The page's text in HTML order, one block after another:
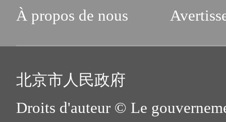
À propos de nous
北京市人民政府
Droits d'auteur © Le